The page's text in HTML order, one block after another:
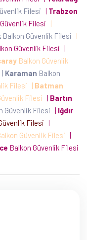
Filesi | Trabzon
Filesi
|
Balkon Güvenlik Filesi
|
Güvenlik Filesi |
Balkon Güvenlik
| Karaman Balkon
Filesi | Batman
Filesi | Bartın
Güvenlik Filesi | Iğdır
Filesi |
Güvenlik Filesi |
Balkon Güvenlik Filesi